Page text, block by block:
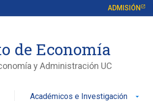
ADMISIÓN
de Economía
y Administración UC
Académicos e Investigación arrow_drop_down